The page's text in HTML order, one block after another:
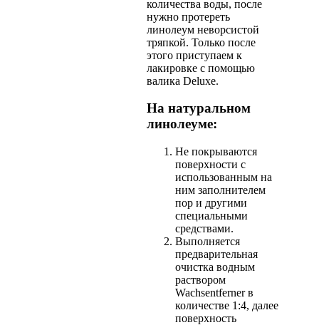
количества воды, после
нужно протереть
линолеум неворсистой
тряпкой. Только после
этого приступаем к
лакировке с помощью
валика Deluxe.
На натуральном
линолеуме:
Не покрываются
поверхности с
использованным на
ним заполнителем
пор и другими
специальными
средствами.
Выполняется
предварительная
очистка водным
раствором
Wachsentferner в
количестве 1:4, далее
поверхность